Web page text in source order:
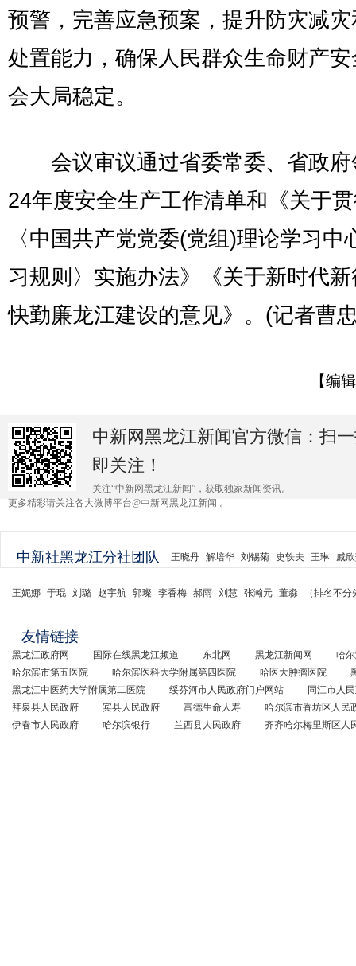
预警，完善应急预案，提升防灾减
处置能力，确保人民群众生命财产
会大局稳定。
会议审议通过省委常委、省政府
24年度安全生产工作清单和《关于
〈中国共产党党委(党组)理论学习中
习规则〉实施办法》《关于新时代
快勤廉龙江建设的意见》。(记者曹
【编
中新网黑龙江新闻官方微信：扫
即关注！
关注“中新网黑龙江新闻”，获取独家新闻资讯。
更多精彩请关注各大微博平台@中新网黑龙江新闻 。
中新社黑龙江分社团队 王晓丹 解培华 刘锡菊 史轶夫 王琳 戚
王妮娜 于琨 刘璐 赵宇航 郭璨 李香梅 郝雨 刘慧 张瀚元 董淼 （排名不
友情链接
黑龙江政府网 国际在线黑龙江频道 东北网 黑龙江新闻网
哈
哈尔滨市第五医院
哈尔滨医科大学附属第四医院 哈医大肿瘤医院
黑龙江中医药大学附属第二医院
绥芬河市人民政府门户网站
同江市人
拜泉县人民政府
宾县人民政府 富德生命人寿
哈尔滨市香坊区人民
伊春市人民政府
哈尔滨银行 兰西县人民政府 齐齐哈尔梅里斯区人